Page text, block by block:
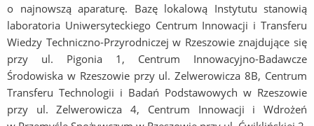
o najnowszą aparaturę. Bazę lokalową Instytutu stanowią
laboratoria Uniwersyteckiego Centrum Innowacji i Transferu
Wiedzy Techniczno-Przyrodniczej w Rzeszowie znajdujące się
przy ul. Pigonia 1, Centrum Innowacyjno-Badawcze
Środowiska w Rzeszowie przy ul. Zelwerowicza 8B, Centrum
Transferu Technologii i Badań Podstawowych w Rzeszowie
przy ul. Zelwerowicza 4, Centrum Innowacji i Wdrożeń